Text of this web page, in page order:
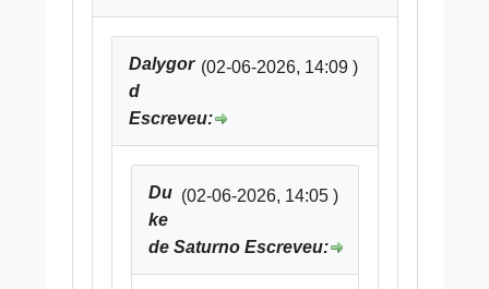
(02-06-2026, 14:09 )
Dalygor
d
Escreveu:
(02-06-2026, 14:05 )
Du
ke
de Saturno Escreveu: